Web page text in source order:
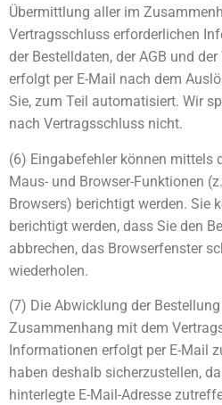
Übermittlung aller im
Vertragsschluss erforderlichen
der Bestelldaten, der AGB und
erfolgt per E-Mail nach dem
Sie, zum Teil automatisiert. Wir
nach Vertragsschluss nicht.
(6) Eingabefehler können mittels
Maus- und Browser-Funktionen
Browsers) berichtigt werden. Sie
berichtigt werden, dass Sie den
abbrechen, das Browserfenster
wiederholen.
(7) Die Abwicklung der
Zusammenhang mit dem
Informationen erfolgt per E-Mail
haben deshalb sicherzustellen,
hinterlegte E-Mail-Adresse